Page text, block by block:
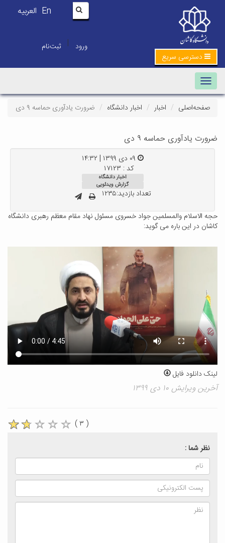
En العربیه
ورود | ثبت‌نام
دسترسی سریع
Toggle navigation
صفحه‌اصلی اخبار اخبار دانشگاه ضرورت یادآوری حماسه ۹ دی
ضرورت یادآوری حماسه ۹ دی
کد : ۱۷۱۲۳
اخبار دانشگاه
گزارش ویدئویی
تعداد بازدید:۱۲۳۵
حجه الاسلام والمسلمین جواد خسروی مسئول نهاد مقام معظم رهبری دانشگاه
کاشان در این باره می گوید:
لینک دانلود فایل
آخرین ویرایش ۱۰ دی ۱۳۹۹
( ۳ )
نظر شما :